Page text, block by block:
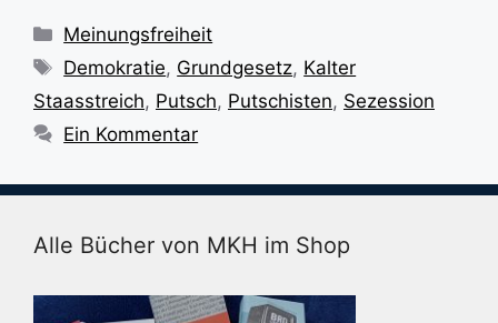
Kategorien
Meinungsfreiheit
Schlagwörter
Demokratie, Grundgesetz, Kalter
Staasstreich, Putsch, Putschisten, Sezession
Ein Kommentar
Alle Bücher von MKH im Shop